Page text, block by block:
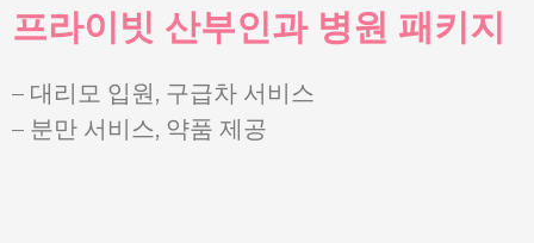
프라이빗 산부인과 병원 패키지
– 대리모 입원, 구급차 서비스
– 분만 서비스, 약품 제공